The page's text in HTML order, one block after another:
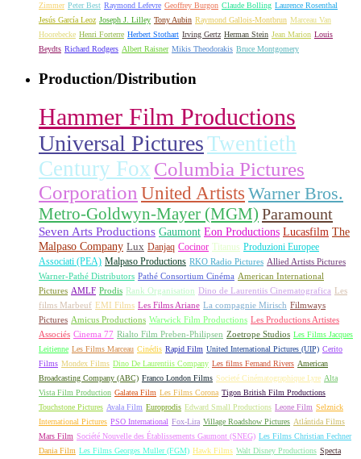
Zimmer Peter Best Raymond Lefevre Geoffrey Burgon Claude Bolling Laurence Rosenthal
Jesús García Leoz Joseph J. Lilley Tony Aubin Raymond Gallois-Montbrun Marceau Van
Hoorebecke Henri Forterre Herbert Stothart Irving Gertz Herman Stein Jean Marion Louis
Beydts Richard Rodgers Albert Raisner Mikis Theodorakis Bruce Montgomery
Production/Distribution
Hammer Film Productions
Universal PicturesTwentieth
Century Fox Columbia Pictures
Corporation United Artists Warner Bros.
Metro-Goldwyn-Mayer (MGM) Paramount
Seven Arts Productions Gaumont Eon Productions Lucasfilm The
Malpaso Company Lux Danjaq Cocinor Titanus Produzioni Europee
Associati (PEA) Malpaso Productions RKO Radio Pictures Allied Artists Pictures
Warner-Pathé Distributors Pathé Consortium Cinéma American International
Pictures AMLF Prodis Rank Organisation Dino de Laurentiis Cinematografica Les
films Marbeuf EMI Films Les Films Ariane La compagnie Mirisch Filmways
Pictures Amicus Productions Warwick Film Productions Les Productions Artistes
Associés Cinema 77 Rialto Film Preben-Philipsen Zoetrope Studios Les Films Jacques
Leitienne Les Films Marceau Cinédis Rapid Film United International Pictures (UIP) Cerito
Films Mondex Films Dino De Laurentiis Company Les films Fernand Rivers American
Broadcasting Company (ABC) Franco London Films Societé Cinématographique Lyre Alta
Vista Film Production Galatea Film Les Films Corona Tigon British Film Productions
Touchstone Pictures Avala Film Europrodis Edward Small Productions Leone Film Selznick
International Pictures PSO International Fox-Lira Village Roadshow Pictures Atlántida Films
Mars Film Société Nouvelle des Établissements Gaumont (SNEG) Les Films Christian Fechner
Dania Film Les Films Georges Muller (FGM) Hawk Films Walt Disney Productions Specta